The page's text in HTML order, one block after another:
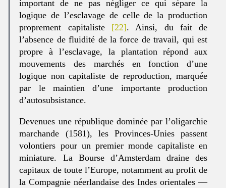
important de ne pas négliger ce qui sépare la
logique de l’esclavage de celle de la production
proprement capitaliste [22]. Ainsi, du fait de
l’absence de fluidité de la force de travail, qui est
propre à l’esclavage, la plantation répond aux
mouvements des marchés en fonction d’une
logique non capitaliste de reproduction, marquée
par le maintien d’une importante production
d’autosubsistance.
Devenues une république dominée par l’oligarchie
marchande (1581), les Provinces-Unies passent
volontiers pour un premier monde capitaliste en
miniature. La Bourse d’Amsterdam draine des
capitaux de toute l’Europe, notamment au profit de
la Compagnie néerlandaise des Indes orientales —